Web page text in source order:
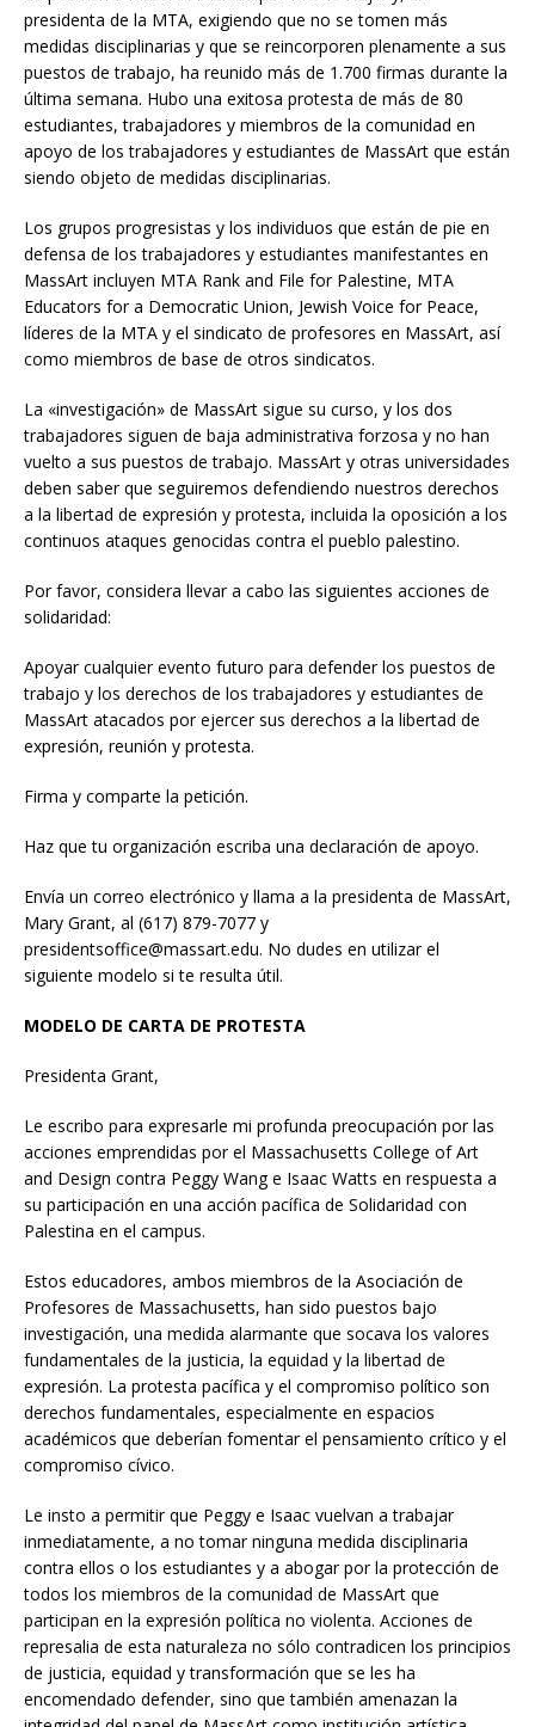
presidenta de la MTA, exigiendo que no se tomen más
medidas disciplinarias y que se reincorporen plenamente a sus
puestos de trabajo, ha reunido más de 1.700 firmas durante la
última semana. Hubo una exitosa protesta de más de 80
estudiantes, trabajadores y miembros de la comunidad en
apoyo de los trabajadores y estudiantes de MassArt que están
siendo objeto de medidas disciplinarias.
Los grupos progresistas y los individuos que están de pie en
defensa de los trabajadores y estudiantes manifestantes en
MassArt incluyen MTA Rank and File for Palestine, MTA
Educators for a Democratic Union, Jewish Voice for Peace,
líderes de la MTA y el sindicato de profesores en MassArt, así
como miembros de base de otros sindicatos.
La «investigación» de MassArt sigue su curso, y los dos
trabajadores siguen de baja administrativa forzosa y no han
vuelto a sus puestos de trabajo. MassArt y otras universidades
deben saber que seguiremos defendiendo nuestros derechos
a la libertad de expresión y protesta, incluida la oposición a los
continuos ataques genocidas contra el pueblo palestino.
Por favor, considera llevar a cabo las siguientes acciones de
solidaridad:
Apoyar cualquier evento futuro para defender los puestos de
trabajo y los derechos de los trabajadores y estudiantes de
MassArt atacados por ejercer sus derechos a la libertad de
expresión, reunión y protesta.
Firma y comparte la petición.
Haz que tu organización escriba una declaración de apoyo.
Envía un correo electrónico y llama a la presidenta de MassArt,
Mary Grant, al (617) 879-7077 y
presidentsoffice@massart.edu. No dudes en utilizar el
siguiente modelo si te resulta útil.
MODELO DE CARTA DE PROTESTA
Presidenta Grant,
Le escribo para expresarle mi profunda preocupación por las
acciones emprendidas por el Massachusetts College of Art
and Design contra Peggy Wang e Isaac Watts en respuesta a
su participación en una acción pacífica de Solidaridad con
Palestina en el campus.
Estos educadores, ambos miembros de la Asociación de
Profesores de Massachusetts, han sido puestos bajo
investigación, una medida alarmante que socava los valores
fundamentales de la justicia, la equidad y la libertad de
expresión. La protesta pacífica y el compromiso político son
derechos fundamentales, especialmente en espacios
académicos que deberían fomentar el pensamiento crítico y el
compromiso cívico.
Le insto a permitir que Peggy e Isaac vuelvan a trabajar
inmediatamente, a no tomar ninguna medida disciplinaria
contra ellos o los estudiantes y a abogar por la protección de
todos los miembros de la comunidad de MassArt que
participan en la expresión política no violenta. Acciones de
represalia de esta naturaleza no sólo contradicen los principios
de justicia, equidad y transformación que se les ha
encomendado defender, sino que también amenazan la